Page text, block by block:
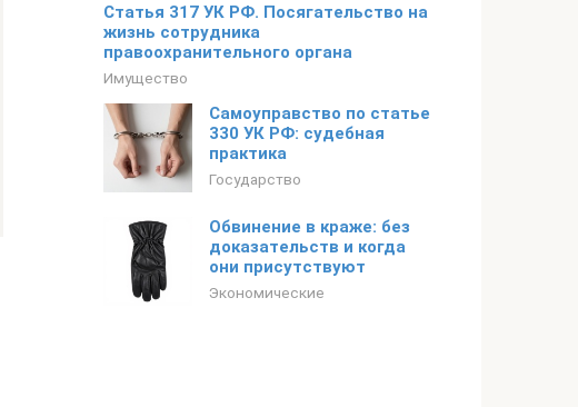
Статья 317 УК РФ. Посягательство на
жизнь сотрудника
правоохранительного органа
Имущество
Самоуправство по статье
330 УК РФ: судебная
практика
Государство
Обвинение в краже: без
доказательств и когда
они присутствуют
Экономические